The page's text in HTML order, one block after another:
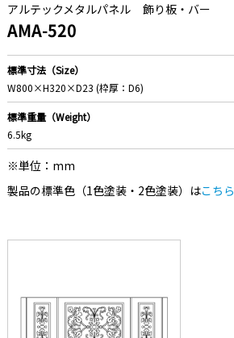
アルテックメタルパネル 飾り板・バー
AMA-520
標準寸法（Size）
W800×H320×D23 (枠厚：D6)
標準重量（Weight）
6.5kg
※単位：mm
製品の標準色（1色塗装・2色塗装）はこちら